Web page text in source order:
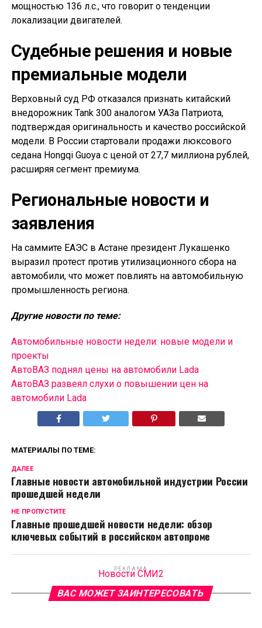
мощностью 136 л.с., что говорит о тенденции
локализации двигателей.
Судебные решения и новые
премиальные модели
Верховный суд РФ отказался признать китайский
внедорожник Tank 300 аналогом УАЗа Патриота,
подтверждая оригинальность и качество российской
модели. В России стартовали продажи люксового
седана Hongqi Guoya с ценой от 27,7 миллиона рублей,
расширяя сегмент премиума.
Региональные новости и
заявления
На саммите ЕАЭС в Астане президент Лукашенко
выразил протест против утилизационного сбора на
автомобили, что может повлиять на автомобильную
промышленность региона.
Другие новости по теме:
Автомобильные новости недели: новые модели и
проекты
АвтоВАЗ поднял цены на автомобили Lada
АвтоВАЗ развеял слухи о повышении цен на
автомобили Lada
МАТЕРИАЛЫ ПО ТЕМЕ:
ДАЛЕЕ
Главные новости автомобильной индустрии России
прошедшей недели
НЕ ПРОПУСТИТЕ
Главные прошедшей новости недели: обзор
ключевых событий в российском автопроме
РЕКЛАМА
Новости СМИ2
ВАС МОЖЕТ ЗАИНТЕРЕСОВАТЬ